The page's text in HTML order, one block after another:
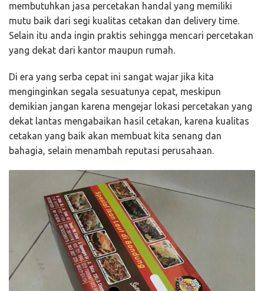
membutuhkan jasa percetakan handal yang memiliki
mutu baik dari segi kualitas cetakan dan delivery time.
Selain itu anda ingin praktis sehingga mencari percetakan
yang dekat dari kantor maupun rumah.
Di era yang serba cepat ini sangat wajar jika kita
menginginkan segala sesuatunya cepat, meskipun
demikian jangan karena mengejar lokasi percetakan yang
dekat lantas mengabaikan hasil cetakan, karena kualitas
cetakan yang baik akan membuat kita senang dan
bahagia, selain menambah reputasi perusahaan.